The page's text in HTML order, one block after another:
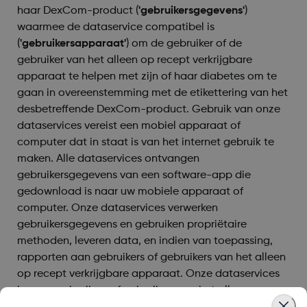
haar DexCom-product ('gebruikersgegevens')
waarmee de dataservice compatibel is
('gebruikersapparaat') om de gebruiker of de
gebruiker van het alleen op recept verkrijgbare
apparaat te helpen met zijn of haar diabetes om te
gaan in overeenstemming met de etikettering van het
desbetreffende DexCom-product. Gebruik van onze
dataservices vereist een mobiel apparaat of
computer dat in staat is van het internet gebruik te
maken. Alle dataservices ontvangen
gebruikersgegevens van een software-app die
gedownload is naar uw mobiele apparaat of
computer. Onze dataservices verwerken
gebruikersgegevens en gebruiken propriëtaire
methoden, leveren data, en indien van toepassing,
rapporten aan gebruikers of gebruikers van het alleen
op recept verkrijgbare apparaat. Onze dataservices
kunnen gebruikers of gebruikers van het alleen op